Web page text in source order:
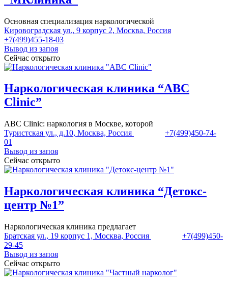
Основная специализация наркологической
Кировоградская ул., 9 корпус 2, Москва, Россия
+7(499)455-18-03
Вывод из запоя
Сейчас открыто
Наркологическая клиника “ABC
Clinic”
ABC Clinic: наркология в Москве, которой
Туристская ул., д.10, Москва, Россия
+7(499)450-74-
01
Вывод из запоя
Сейчас открыто
Наркологическая клиника “Детокс-
центр №1”
Наркологическая клиника предлагает
Братская ул., 19 корпус 1, Москва, Россия
+7(499)450-
29-45
Вывод из запоя
Сейчас открыто